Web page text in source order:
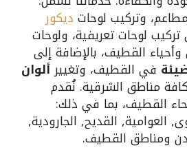
وتركيب لوحات ديكور
تركيب لوحات تعريفية، ولوحات
القطيف، بالإضافة إلى
في القطيف، وتغييرألوان
مناطق الشرقية. نُقدم
القطيف، بما في ذلك:
العوامية, القديح, الجارودية,
ومناطق القطيف.